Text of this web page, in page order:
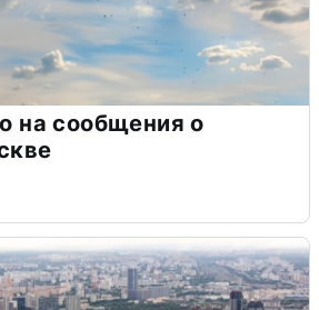
на сообщения о